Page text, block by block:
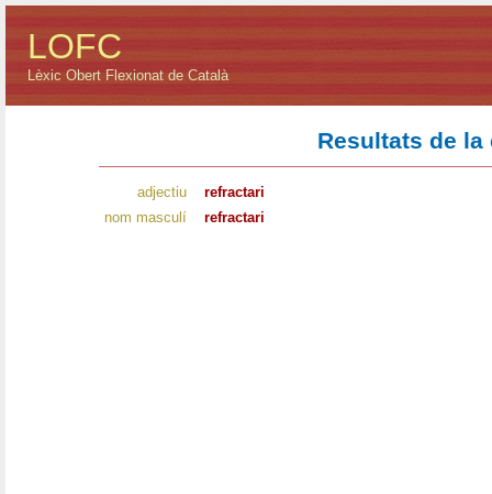
LOFC
Lèxic Obert Flexionat de Català
Resultats de la
adjectiu
refractari
nom masculí
refractari